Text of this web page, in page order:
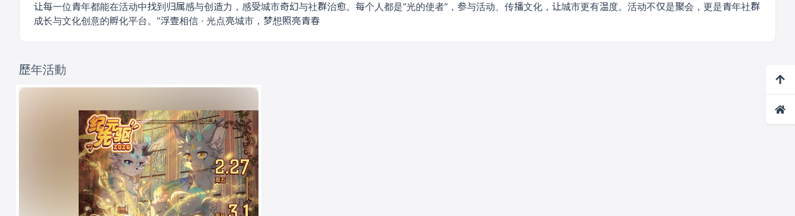
让每一位青年都能在活动中找到归属感与创造力，感受城市奇幻与社群治愈。每个人都是“光的使者”，参与活动、传播文化，让城市更有温度。活动不仅是聚会，更是青年社群
成长与文化创意的孵化平台。“浮壹相信 · 光点亮城市，梦想照亮青春
歷年活動